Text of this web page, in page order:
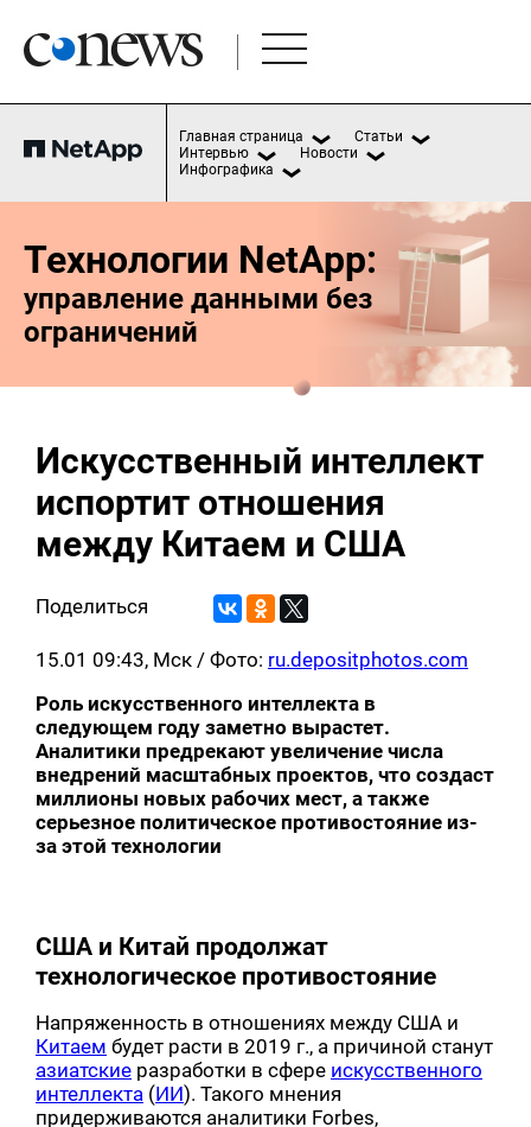
Главная страница
Статьи
Интервью
Новости
Инфографика
Технологии NetApp:
управление данными без
ограничений
Искусственный интеллект
испортит отношения
между Китаем и США
Поделиться
15.01 09:43, Мск / Фото: ru.depositphotos.com
Роль искусственного интеллекта в
следующем году заметно вырастет.
Аналитики предрекают увеличение числа
внедрений масштабных проектов, что создаст
миллионы новых рабочих мест, а также
серьезное политическое противостояние из-
за этой технологии
США и Китай продолжат
технологическое противостояние
Напряженность в отношениях между США и
Китаем будет расти в 2019 г., а причиной станут
азиатские разработки в сфере искусственного
интеллекта (ИИ). Такого мнения
придерживаются аналитики Forbes,